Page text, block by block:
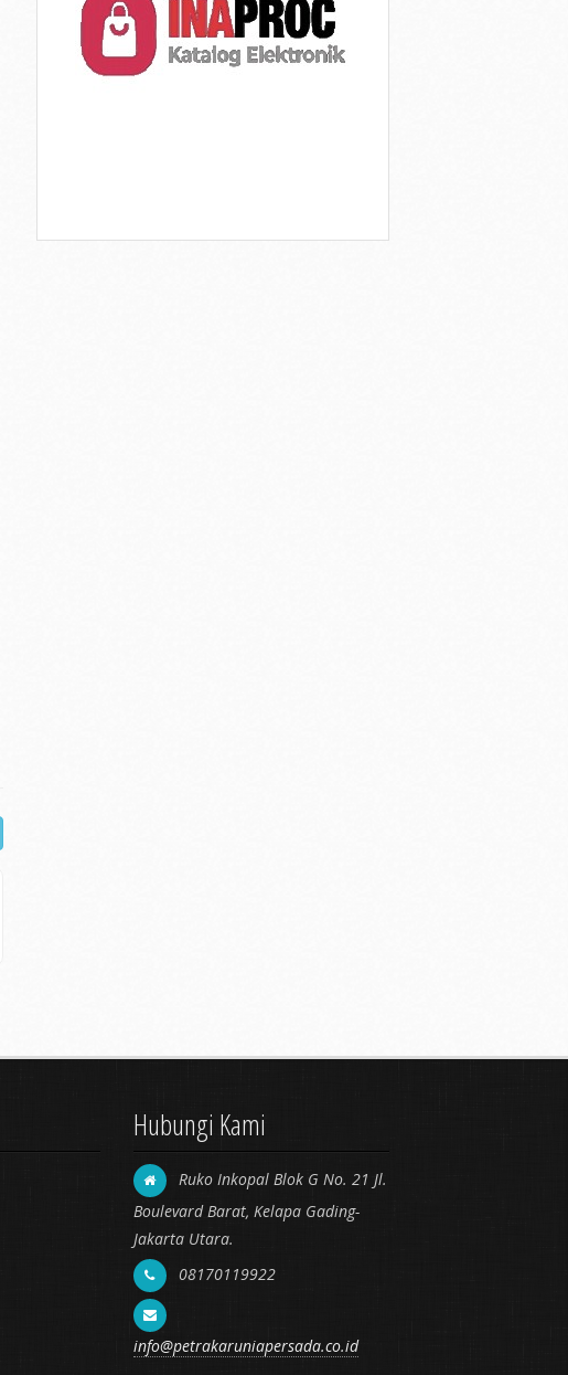
Hubungi Kami
Ruko Inkopal Blok G No. 21 Jl.
Boulevard Barat, Kelapa Gading-
Jakarta Utara.
08170119922
info@petrakaruniapersada.co.id